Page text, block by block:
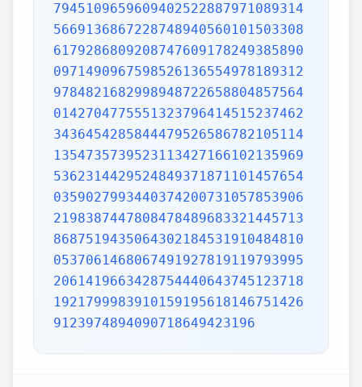
7945109659609402522887971089314
5669136867228748940560101503308
6179286809208747609178249385890
0971490967598526136554978189312
9784821682998948722658804857564
0142704775551323796414515237462
3436454285844479526586782105114
1354735739523113427166102135969
5362314429524849371871101457654
0359027993440374200731057853906
2198387447808478489683321445713
8687519435064302184531910484810
0537061468067491927819119793995
2061419663428754440643745123718
1921799983910159195618146751426
9123974894090718649423196